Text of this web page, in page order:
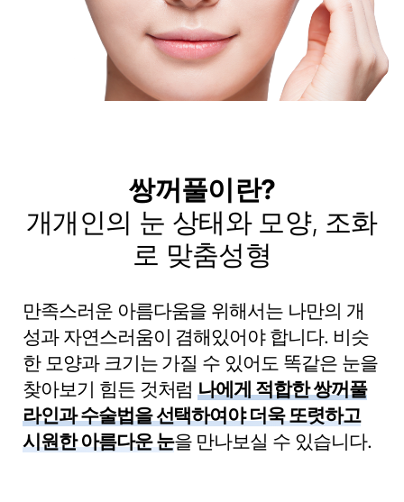
쌍꺼풀이란?
개개인의 눈 상태와 모양, 조화
로 맞춤성형
만족스러운 아름다움을 위해서는 나만의 개
성과 자연스러움이 겸해있어야 합니다. 비슷
한 모양과 크기는 가질 수 있어도 똑같은 눈을
찾아보기 힘든 것처럼나에게 적합한 쌍꺼풀
라인과 수술법을 선택하여야 더욱 또렷하고
시원한 아름다운 눈을 만나보실 수 있습니다.